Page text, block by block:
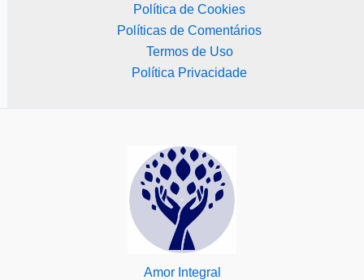
Política de Cookies
Políticas de Comentários
Termos de Uso
Política Privacidade
Amor Integral